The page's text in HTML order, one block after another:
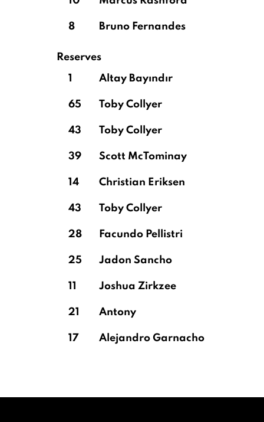
8 Bruno Fernandes
Reserves
1
Altay Bayındır
65 Toby Collyer
43 Toby Collyer
39 Scott McTominay
14 Christian Eriksen
43 Toby Collyer
28 Facundo Pellistri
25 Jadon Sancho
11 Joshua Zirkzee
21 Antony
17 Alejandro Garnacho